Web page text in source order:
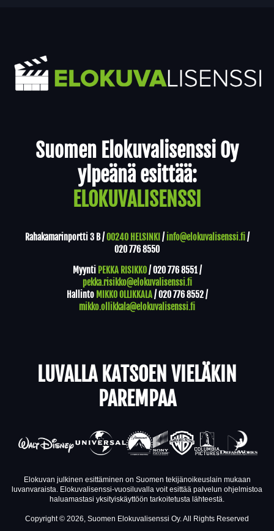
Suomen Elokuvalisenssi Oy
ylpeänä esittää:
ELOKUVALISENSSI
Rahakamarinportti 3 B /00240 HELSINKI / info@elokuvalisenssi.fi/
020 776 8550
Myynti PEKKA RISIKKO/020 776 8551/
pekka.risikko@elokuvalisenssi.fi
Hallinto MIKKO OLLIKKALA/020 776 8552/
mikko.ollikkala@elokuvalisenssi.fi
LUVALLA KATSOEN VIELÄKIN
PAREMPAA
Elokuvan julkinen esittäminen on Suomen tekijänoikeuslain mukaan
luvanvaraista. Elokuvalisenssi-vuosiluvalla voit esittää palvelun ohjelmistoa
haluamastasi yksityiskäyttöön tarkoitetusta lähteestä.
Copyright © 2026, Suomen Elokuvalisenssi Oy. All Rights Reserved